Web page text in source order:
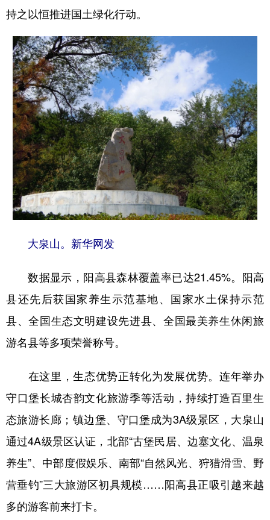
持之以恒推进国土绿化行动。
大泉山。新华网发
数据显示，阳高县森林覆盖率已达21.45%。阳高
县还先后获国家养生示范基地、国家水土保持示范
县、全国生态文明建设先进县、全国最美养生休闲旅
游名县等多项荣誉称号。
在这里，生态优势正转化为发展优势。连年举办
守口堡长城杏韵文化旅游季等活动，持续打造百里生
态旅游长廊；镇边堡、守口堡成为3A级景区，大泉山
通过4A级景区认证，北部“古堡民居、边塞文化、温泉
养生”、中部度假娱乐、南部“自然风光、狩猎滑雪、野
营垂钓”三大旅游区初具规模……阳高县正吸引越来越
多的游客前来打卡。